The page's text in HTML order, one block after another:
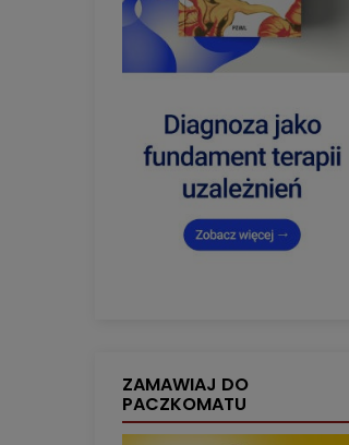
ZAMAWIAJ DO
PACZKOMATU